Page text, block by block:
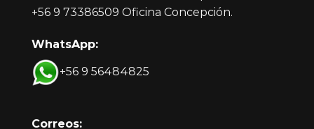
+56 9 73386509 Oficina Concepción.
WhatsApp:
+56 9 56484825
Correos: